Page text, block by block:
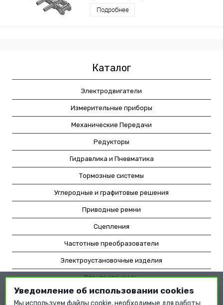
Подробнее
Каталог
Электродвигатели
Измерительные приборы
Механические Передачи
Редукторы
Гидравлика и Пневматика
Тормозные системы
Углеродные и графитовые решения
Приводные ремни
Сцепления
Частотные преобразователи
Электроустановочные изделия
Электроприводы
Насосное оборудование
Уведомление об использовании cookies
Мы используем файлы cookie, необходимые для работы